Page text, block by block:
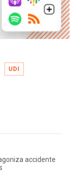
UDI
accidente